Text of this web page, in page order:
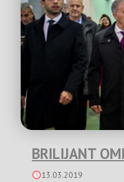
BRILIJANT
13.03.2019